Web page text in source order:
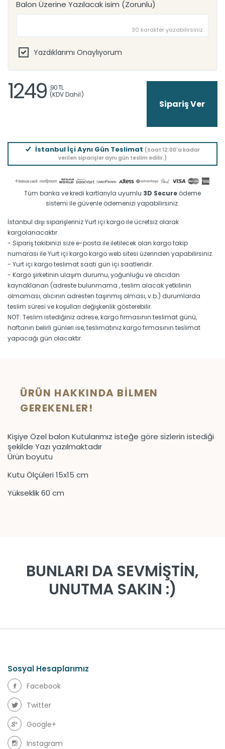
Balon Üzerine Yazılacak isim (Zorunlu)
30 karakter yazabilirsiniz.
Yazdıklarımı Onaylıyorum
1249 ,90 TL
(KDV Dahil)
İstanbul İçi Aynı Gün Teslimat (Saat 12:00'a kadar
verilen siparişler aynı gün teslim edilir.)
Tüm banka ve kredi kartlarıyla uyumlu 3D Secure ödeme
sistemi ile güvenle ödemenizi yapabilirsiniz.
İstanbul dışı siparişleriniz Yurt içi kargo ile ücretsiz olarak
kargolanacaktır.
- Sipariş takibinizi size e-posta ile iletilecek olan kargo takip
numarası ile Yurt içi kargo kargo web sitesi üzerinden yapabilirsiniz.
- Yurt içi kargo teslimat saati gün içi saatleridir.
- Kargo şirketinin ulaşım durumu, yoğunluğu ve alıcıdan
kaynaklanan (adreste bulunmama , teslim alacak yetkilinin
olmaması, alıcının adresten taşınmış olması, v.b.) durumlarda
teslim süresi ve koşulları değişkenlik gösterebilir.
NOT: Teslim istediğiniz adrese, kargo firmasının teslimat günü,
haftanın belirli günleri ise, teslimatınız kargo firmasının teslimat
yapacağı gün olacaktır.
ÜRÜN HAKKINDA BILMEN
GEREKENLER!
Kişiye Özel balon Kutularımız isteğe göre sizlerin istediği
şekilde Yazı yazılmaktadır
Ürün boyutu
Kutu Ölçüleri 15x15 cm
Yükseklik 60 cm
BUNLARI DA SEVMİŞTİN,
UNUTMA SAKIN :)
Sosyal Hesaplarımız
Facebook
Twitter
Google+
Instagram